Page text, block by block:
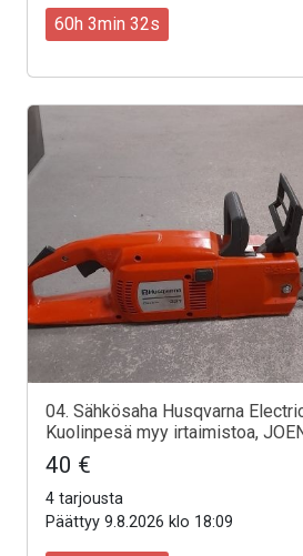
60h 3min 30s
04. Sähkösaha Husqvarna
Kuolinpesä myy irtaimistoa,
40 €
4 tarjousta
Päättyy 9.8.2026 klo 18:09